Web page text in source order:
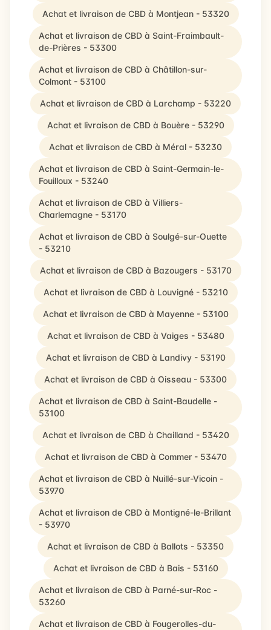
Achat et livraison de CBD à Montjean - 53320
Achat et livraison de CBD à Saint-Fraimbault-
de-Prières - 53300
Achat et livraison de CBD à Châtillon-sur-
Colmont - 53100
Achat et livraison de CBD à Larchamp - 53220
Achat et livraison de CBD à Bouère - 53290
Achat et livraison de CBD à Méral - 53230
Achat et livraison de CBD à Saint-Germain-le-
Fouilloux - 53240
Achat et livraison de CBD à Villiers-
Charlemagne - 53170
Achat et livraison de CBD à Soulgé-sur-Ouette
- 53210
Achat et livraison de CBD à Bazougers - 53170
Achat et livraison de CBD à Louvigné - 53210
Achat et livraison de CBD à Mayenne - 53100
Achat et livraison de CBD à Vaiges - 53480
Achat et livraison de CBD à Landivy - 53190
Achat et livraison de CBD à Oisseau - 53300
Achat et livraison de CBD à Saint-Baudelle -
53100
Achat et livraison de CBD à Chailland - 53420
Achat et livraison de CBD à Commer - 53470
Achat et livraison de CBD à Nuillé-sur-Vicoin -
53970
Achat et livraison de CBD à Montigné-le-Brillant
- 53970
Achat et livraison de CBD à Ballots - 53350
Achat et livraison de CBD à Bais - 53160
Achat et livraison de CBD à Parné-sur-Roc -
53260
Achat et livraison de CBD à Fougerolles-du-